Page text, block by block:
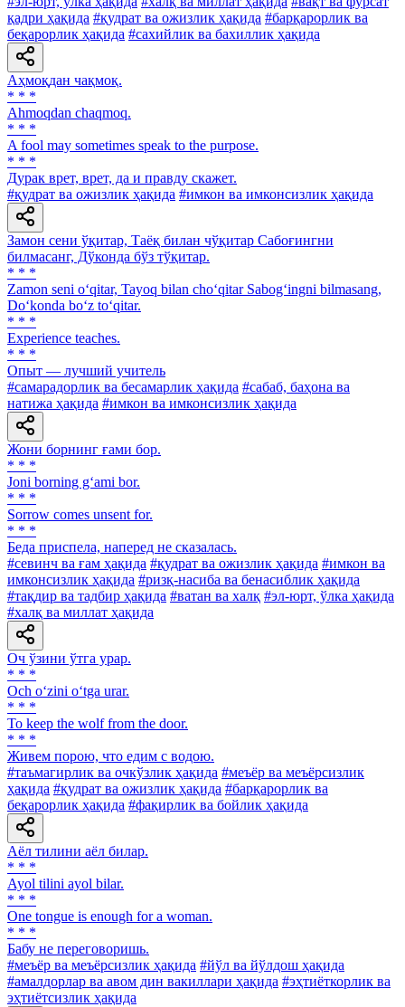
қадри ҳақида #қудрат ва ожизлик ҳақида #барқарорлик ва
беқарорлик ҳақида #сахийлик ва бахиллик ҳақида
Аҳмоқдан чақмоқ.
* * *
Ahmoqdan chaqmoq.
* * *
A fool may sometimes speak to the purpose.
* * *
Дурак врет, врет, да и правду скажет.
#қудрат ва ожизлик ҳақида #имкон ва имконсизлик ҳақида
Замон сени ўқитар, Таёқ билан чўқитар Сабоғингни
билмасанг, Дўконда бўз тўқитар.
* * *
Zamon seni o‘qitar, Tayoq bilan cho‘qitar Sabog‘ingni bilmasang,
Do‘konda bo‘z to‘qitar.
* * *
Experience teaches.
* * *
Опыт — лучший учитель
#самарадорлик ва бесамарлик ҳақида #сабаб, баҳона ва
натижа ҳақида #имкон ва имконсизлик ҳақида
Жони борнинг ғами бор.
* * *
Joni borning g‘ami bor.
* * *
Sorrow comes unsent for.
* * *
Беда приспела, наперед не сказалась.
#севинч ва ғам ҳақида #қудрат ва ожизлик ҳақида #имкон ва
имконсизлик ҳақида #ризқ-насиба ва бенасиблик ҳақида
#тақдир ва тадбир ҳақида #ватан ва халқ #эл-юрт, ўлка ҳақида
#халқ ва миллат ҳақида
Оч ўзини ўтга урар.
* * *
Och o‘zini o‘tga urar.
* * *
To keep the wolf from the door.
* * *
Живем порою, что едим с водою.
#таъмагирлик ва очкўзлик ҳақида #меъёр ва меъёрсизлик
ҳақида #қудрат ва ожизлик ҳақида #барқарорлик ва
беқарорлик ҳақида #фақирлик ва бойлик ҳақида
Аёл тилини аёл билар.
* * *
Ayol tilini ayol bilar.
* * *
One tongue is enough for a woman.
* * *
Бабу не переговоришь.
#меъёр ва меъёрсизлик ҳақида #йўл ва йўлдош ҳақида
#амалдорлар ва авом дин вакиллари ҳақида #эҳтиёткорлик ва
эҳтиётсизлик ҳақида